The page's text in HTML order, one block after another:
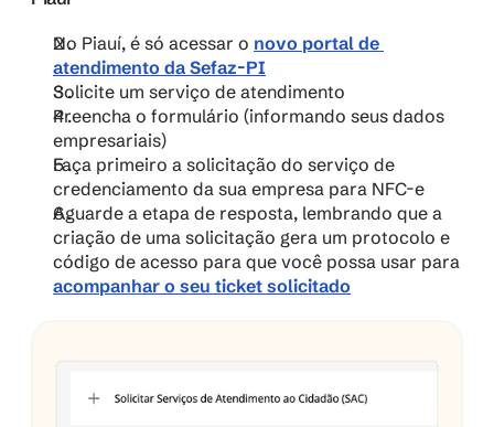
No Piauí, é só acessar o novo portal de
atendimento da Sefaz-PI
Solicite um serviço de atendimento
Preencha o formulário (informando seus dados
empresariais)
Faça primeiro a solicitação do serviço de
credenciamento da sua empresa para NFC-e
Aguarde a etapa de resposta, lembrando que a
criação de uma solicitação gera um protocolo e
acompanhar o seu ticket solicitado